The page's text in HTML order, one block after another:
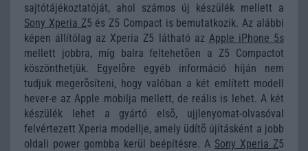
sajtótájékoztatóját, ahol számos új készülék mellett a
Sony Xperia Z5 és Z5 Compact is bemutatkozik. Az alábbi
képen állítólag az Xperia Z5 látható az Apple iPhone 5s
mellett jobbra, míg balra feltehetõen a Z5 Compactot
köszönthetjük. Egyelõre egyéb információ híján nem
tudjuk megerõsíteni, hogy valóban a két említett modell
hever-e az Apple mobilja mellett, de reális is lehet. A két
készülék lehet a gyártó elsõ, ujjlenyomat-olvasóval
felvértezett Xperia modellje, amely üdítõ újításként a jobb
oldali power gombba kerül beépítésre. A Sony Xperia Z5